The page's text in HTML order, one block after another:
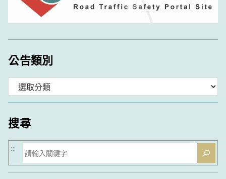
公告類別
類
搜尋
搜
尋
:::